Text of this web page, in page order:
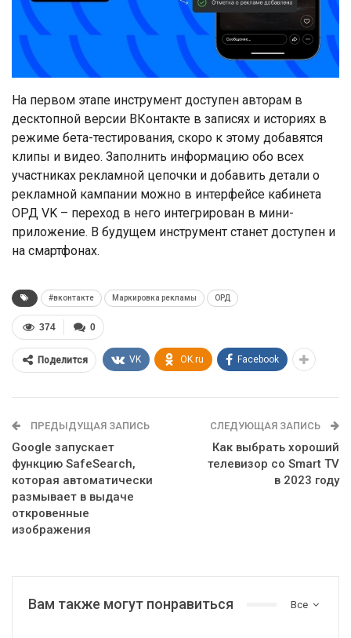
На первом этапе инструмент доступен авторам в
десктопной версии ВКонтакте в записях и историях в
режиме бета-тестирования, скоро к этому добавятся
клипы и видео. Заполнить информацию обо всех
участниках рекламной цепочки и добавить детали о
рекламной кампании можно в интерфейсе кабинета
ОРД VK – переход в него интегрирован в мини-
приложение. В будущем инструмент станет доступен и
на смартфонах.
#вконтакте Маркировка рекламы ОРД
0
374
Поделится VK OK.ru Facebook
ПРЕДЫДУЩАЯ ЗАПИСЬ
Google запускает
функцию SafeSearch,
которая автоматически
размывает в выдаче
откровенные
изображения
СЛЕДУЮЩАЯ ЗАПИСЬ
Как выбрать хороший
телевизор со Smart TV
в 2023 году
Все
Вам также могут понравиться